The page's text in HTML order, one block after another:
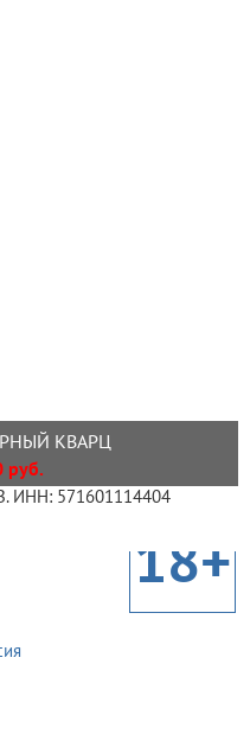
КВАРЦ
руб.
ИНН: 571601114404
18+